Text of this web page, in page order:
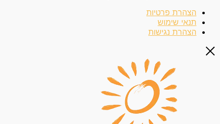
הצהרת פרטיות
תנאי שימוש
הצהרת נגישות